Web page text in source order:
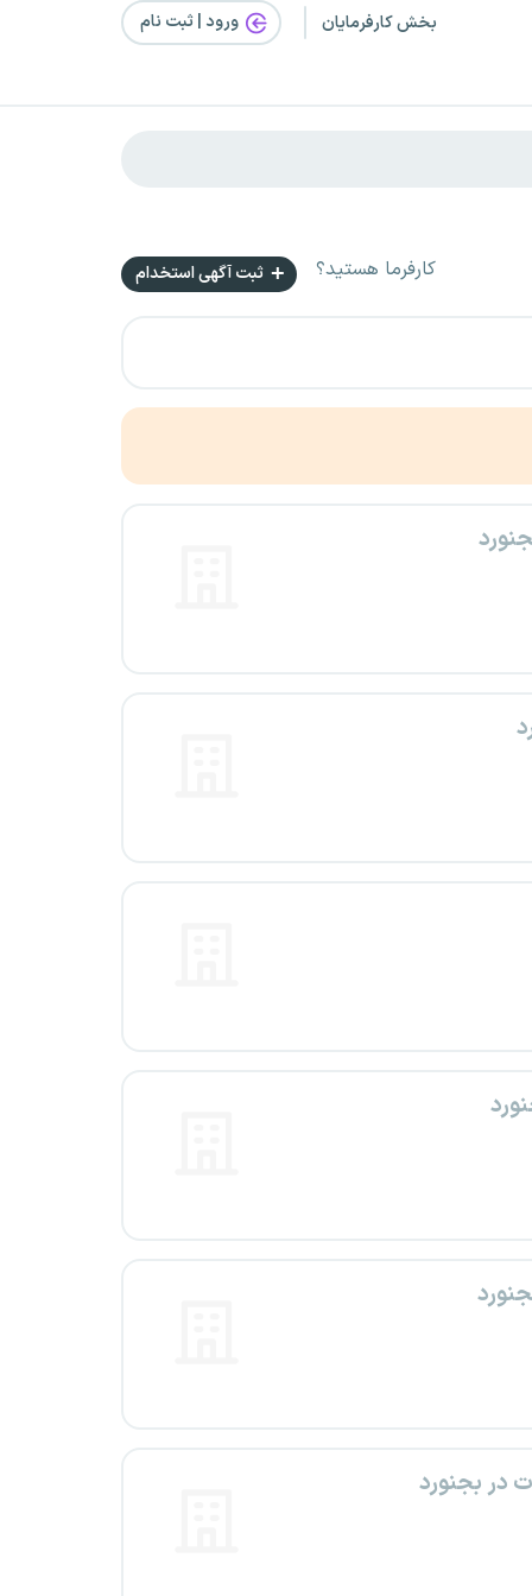
بخش کارفرمایان ورود | ثبت‌ نام
کارفرما هستید؟ ثبت آگهی استخدام
در بجنورد